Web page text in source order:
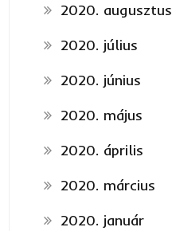
2020. augusztus
2020. július
2020. június
2020. május
2020. április
2020. március
2020. január